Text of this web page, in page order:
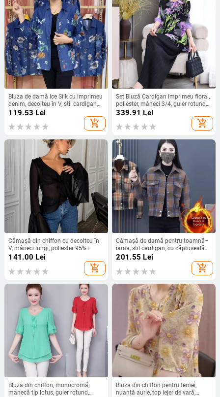
Bluza de damă Ice Silk cu imprimeu
denim, decolteu în V, stil cardigan,
croială slim, pentru mamă de
vârstă mijlocie, 2023 primăvară–
toamnă
119.53 Lei
add_shopping_cart
Set Bluză Cardigan imprimeu floral,
poliester, mâneci 3/4, guler rotund,
croi lejer, lungimea topului 40–50
339.91 Lei
add_shopping_cart
Cămașă din chiffon cu decolteu în
V, mâneci lungi, poliester 95%+
141.00 Lei
add_shopping_cart
Cămașă de damă pentru toamnă–
iarna, stil cardigan, cu căptușeală
fleece, croială slim, model în dungi
201.55 Lei
add_shopping_cart
Bluza din chiffon, monocromă,
mânecă tip lotus, guler rotund,
Bluza din chiffon pentru femei,
nuanță aurie, top lejer de vară,